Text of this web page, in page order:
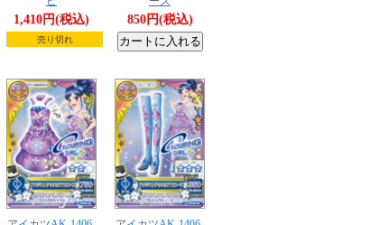
1,410円(税込)
売り切れ
850円(税込)